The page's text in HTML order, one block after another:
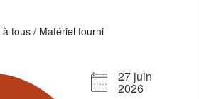
27 juin
2026
tous / Matériel fourni